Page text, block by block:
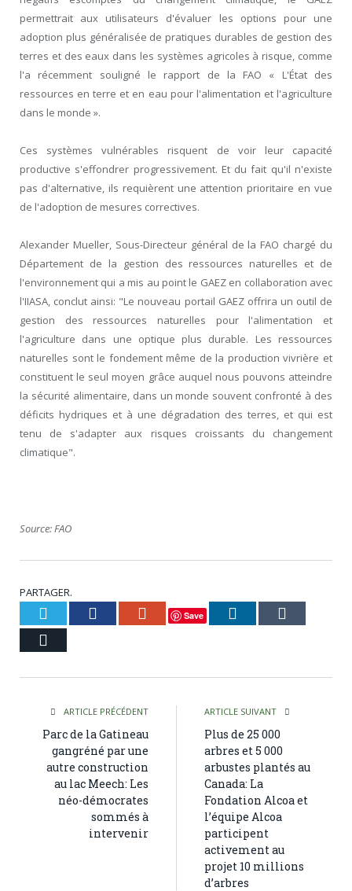
permettrait aux utilisateurs d'évaluer les options pour une
adoption plus généralisée de pratiques durables de gestion des
terres et des eaux dans les systèmes agricoles à risque, comme
l'a récemment souligné le rapport de la FAO « L'État des
ressources en terre et en eau pour l'alimentation et l'agriculture
dans le monde ».
Ces systèmes vulnérables risquent de voir leur capacité
productive s'effondrer progressivement. Et du fait qu'il n'existe
pas d'alternative, ils requièrent une attention prioritaire en vue
de l'adoption de mesures correctives.
Alexander Mueller, Sous-Directeur général de la FAO chargé du
Département de la gestion des ressources naturelles et de
l'environnement qui a mis au point le GAEZ en collaboration avec
l'IIASA, conclut ainsi: "Le nouveau portail GAEZ offrira un outil de
gestion des ressources naturelles pour l'alimentation et
l'agriculture dans une optique plus durable. Les ressources
naturelles sont le fondement même de la production vivrière et
constituent le seul moyen grâce auquel nous pouvons atteindre
la sécurité alimentaire, dans un monde souvent confronté à des
déficits hydriques et à une dégradation des terres, et qui est
tenu de s'adapter aux risques croissants du changement
climatique".
Source: FAO
PARTAGER.
Twitter Facebook Google+
Save LinkedIn
ARTICLE PRÉCÉDENT
Parc de la Gatineau
gangréné par une
autre construction
au lac Meech: Les
néo-démocrates
sommés à
intervenir
ARTICLE SUIVANT
Plus de 25 000
arbres et 5 000
arbustes plantés au
Canada: La
Fondation Alcoa et
l’équipe Alcoa
participent
activement au
projet 10 millions
d’arbres